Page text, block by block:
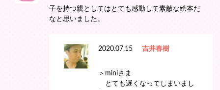
子を持つ親としてはとても感動して素敵な絵本だ
なと思いました。
2020.07.15 吉井春樹
＞miniさま
とても遅くなってしまいまし